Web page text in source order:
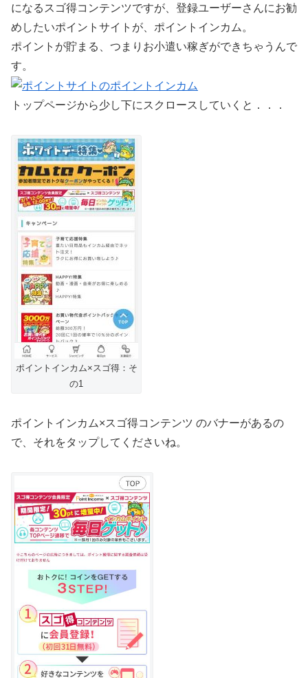
になるスゴ得コンテンツですが、登録ユーザーさんにお勧
めしたいポイントサイトが、ポイントインカム。
ポイントが貯まる、つまりお小遣い稼ぎができちゃうんで
す。
トップページから少し下にスクロースしていくと．．．
ポイントインカム×スゴ得：そ
の1
ポイントインカム×スゴ得コンテンツ のバナーがあるの
で、それをタップしてくださいね。